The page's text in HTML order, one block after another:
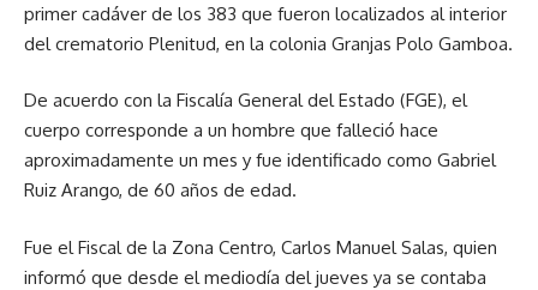
primer cadáver de los 383 que fueron localizados al interior
del crematorio Plenitud, en la colonia Granjas Polo Gamboa.
De acuerdo con la Fiscalía General del Estado (FGE), el
cuerpo corresponde a un hombre que falleció hace
aproximadamente un mes y fue identificado como Gabriel
Ruiz Arango, de 60 años de edad.
Fue el Fiscal de la Zona Centro, Carlos Manuel Salas, quien
informó que desde el mediodía del jueves ya se contaba